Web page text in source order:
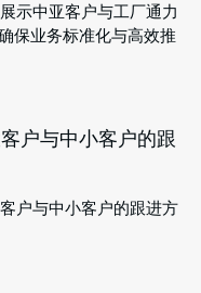
示中亚客户与工厂通力
保业务标准化与高效推
户与中小客户的跟
户与中小客户的跟进方